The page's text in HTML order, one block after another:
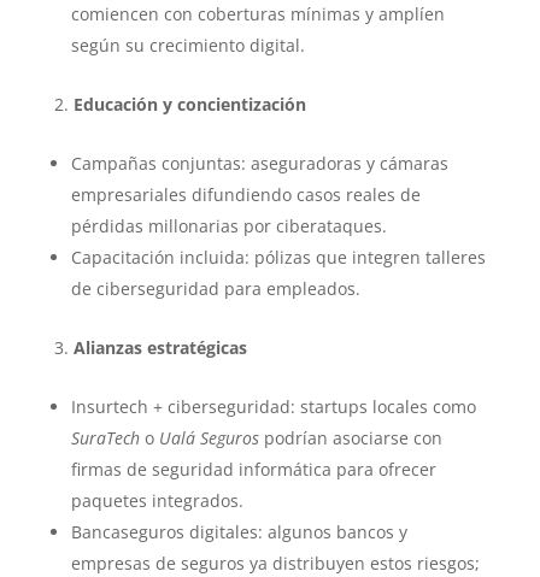
comiencen con coberturas mínimas y amplíen
según su crecimiento digital.
Educación y concientización
Campañas conjuntas: aseguradoras y cámaras
empresariales difundiendo casos reales de
pérdidas millonarias por ciberataques.
Capacitación incluida: pólizas que integren talleres
de ciberseguridad para empleados.
Alianzas estratégicas
Insurtech + ciberseguridad: startups locales como
SuraTecho Ualá Segurospodrían asociarse con
firmas de seguridad informática para ofrecer
paquetes integrados.
Bancaseguros digitales: algunos bancos y
empresas de seguros ya distribuyen estos riesgos;